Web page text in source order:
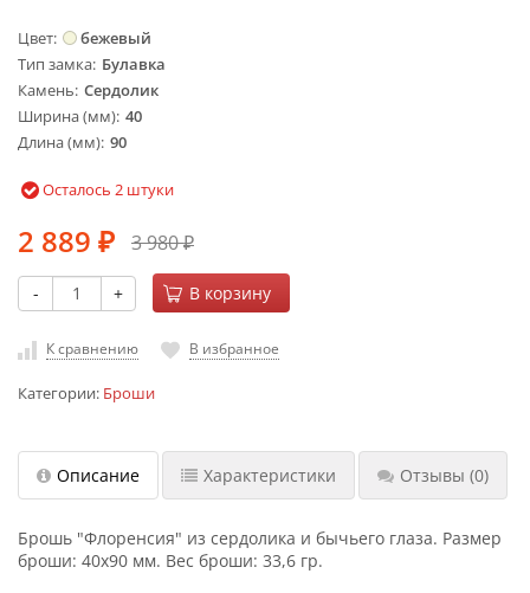
Цвет
бежевый
Тип замка Булавка
Камень Сердолик
Ширина (мм) 40
Длина (мм) 90
Осталось 2 штуки
2 889 ₽ 3 980₽
- + В корзину
К сравнению В избранное
Категории: Броши
Описание Характеристики Отзывы (0)
Брошь "Флоренсия" из сердолика и бычьего глаза. Размер
броши: 40х90 мм. Вес броши: 33,6 гр.